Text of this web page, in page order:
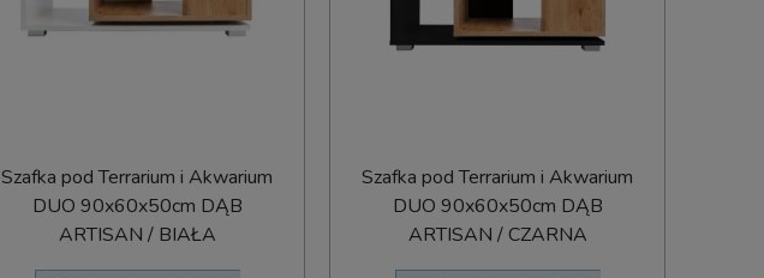
Szafka pod Terrarium i Akwarium
DUO 90x60x50cm DĄB
ARTISAN / BIAŁA
Szafka pod Terrarium i Akwarium
DUO 90x60x50cm DĄB
ARTISAN / CZARNA